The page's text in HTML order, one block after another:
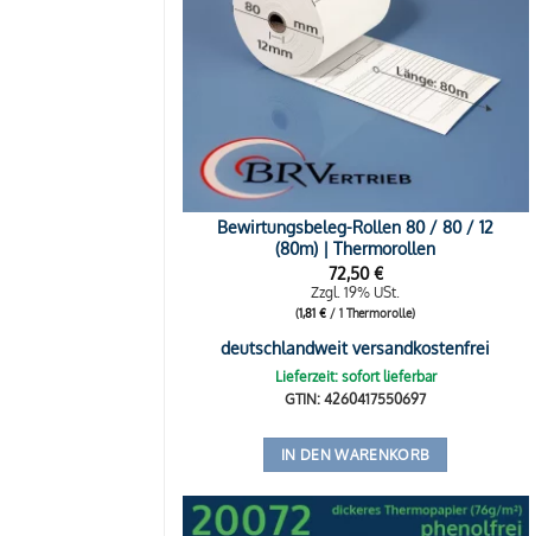
Bewirtungsbeleg-Rollen 80 / 80 / 12
(80m) | Thermorollen
72,50€
Zzgl. 19% USt.
(1,81€ / 1 Thermorolle)
deutschlandweit versandkostenfrei
Lieferzeit: sofort lieferbar
GTIN: 4260417550697
IN DEN WARENKORB